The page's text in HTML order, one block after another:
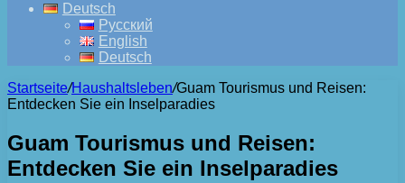
Deutsch
Русский
English
Deutsch
Startseite/Haushaltsleben/Guam Tourismus und Reisen:
Entdecken Sie ein Inselparadies
Guam Tourismus und Reisen:
Entdecken Sie ein Inselparadies